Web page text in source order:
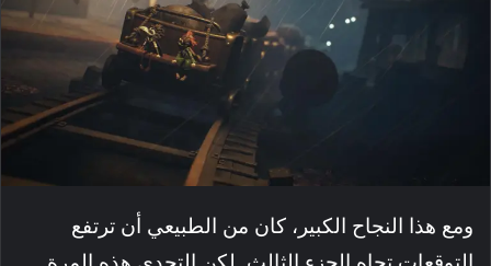
ومع هذا النجاح الكبير، كان من الطبيعي أن ترتفع